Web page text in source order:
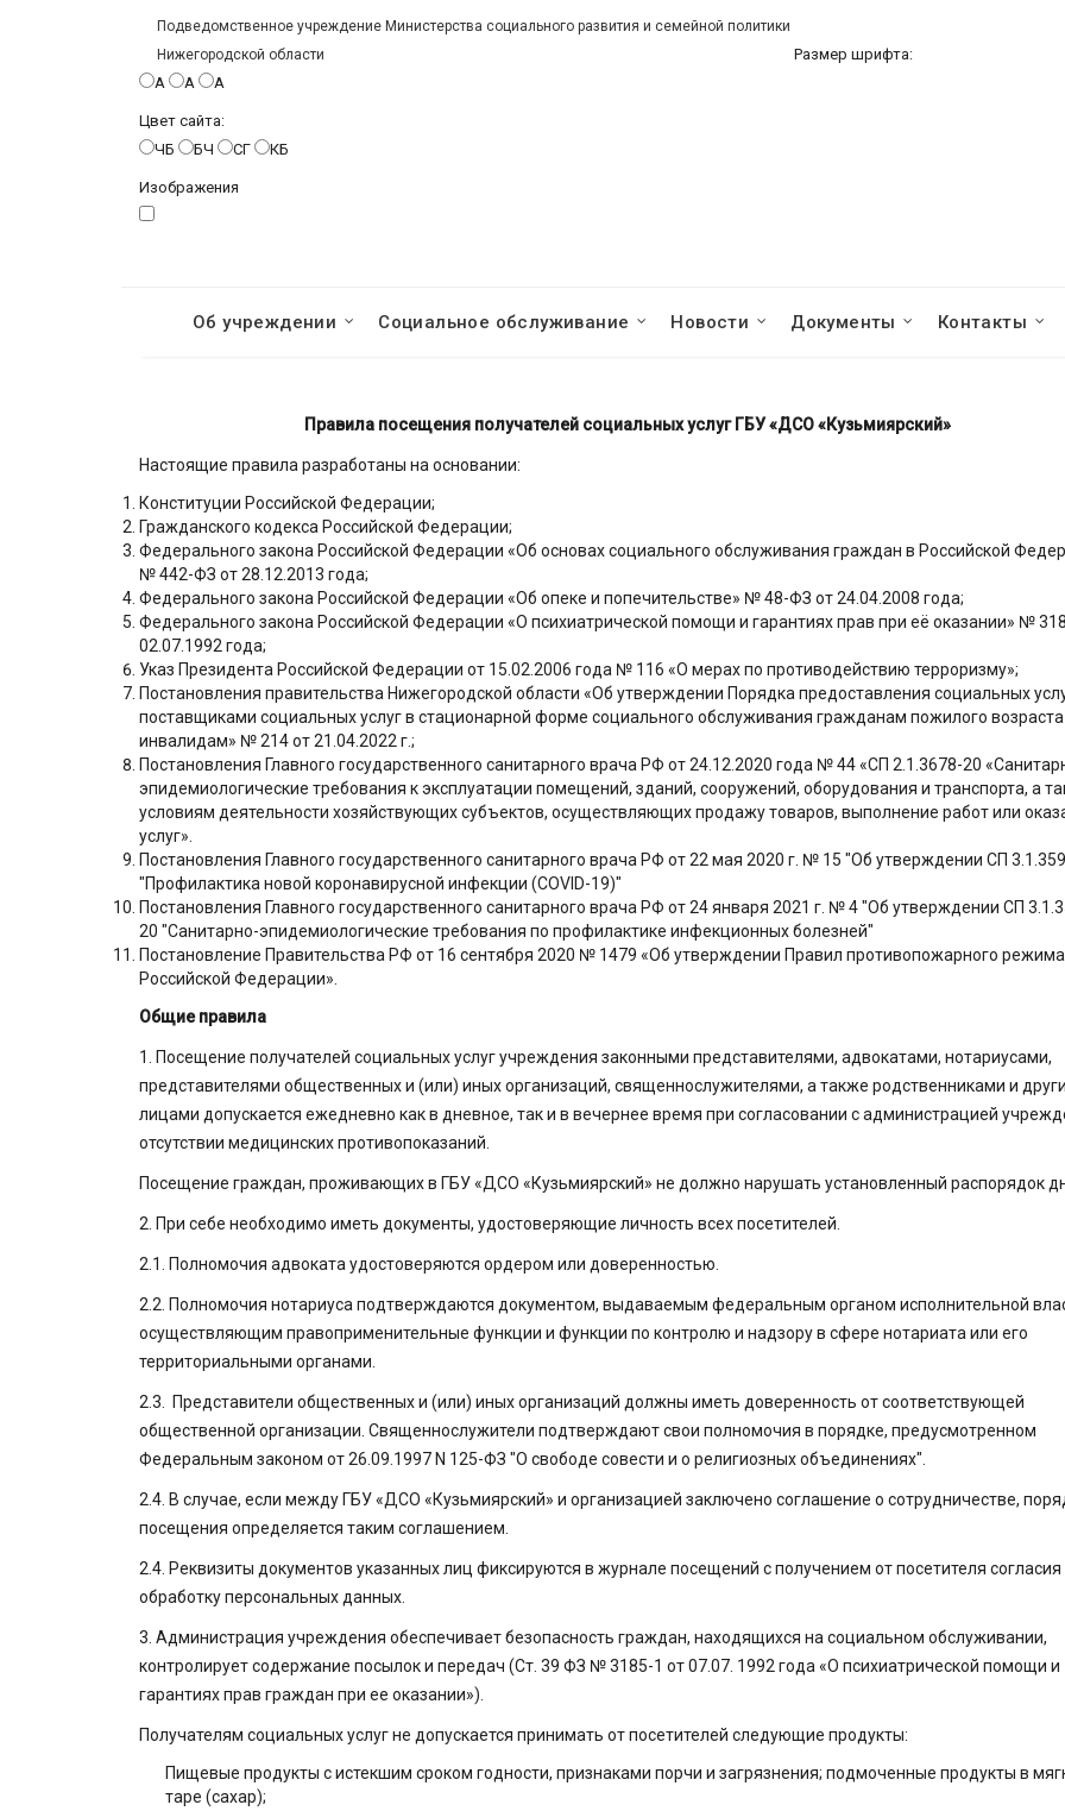
Подведомственное учреждение Министерства социального развития и семейной политики
Нижегородской области
Размер шрифта:
A
A A
Цвет сайта:
ЧБ
БЧ СГ КБ
Изображения
Об учреждении Социальное обслуживание Новости Документы Контакты
Правила посещения получателей социальных услуг ГБУ «ДСО «Кузьмиярский»
Настоящие правила разработаны на основании:
Конституции Российской Федерации;
Гражданского кодекса Российской Федерации;
Федерального закона Российской Федерации «Об основах социального обслуживания граждан в Российской
№ 442-ФЗ от 28.12.2013 года;
Федерального закона Российской Федерации «Об опеке и попечительстве» № 48-ФЗ от 24.04.2008 года;
Федерального закона Российской Федерации «О психиатрической помощи и гарантиях прав при её оказании» №
02.07.1992 года;
Указ Президента Российской Федерации от 15.02.2006 года № 116 «О мерах по противодействию терроризму»;
Постановления правительства Нижегородской области «Об утверждении Порядка предоставления социальных
поставщиками социальных услуг в стационарной форме социального обслуживания гражданам пожилого возраста
инвалидам» № 214 от 21.04.2022 г.;
Постановления Главного государственного санитарного врача РФ от 24.12.2020 года № 44 «СП 2.1.3678-20
эпидемиологические требования к эксплуатации помещений, зданий, сооружений, оборудования и транспорта, а
условиям деятельности хозяйствующих субъектов, осуществляющих продажу товаров, выполнение работ или
услуг».
Постановления Главного государственного санитарного врача РФ от 22 мая 2020 г. № 15 "Об утверждении СП
"Профилактика новой коронавирусной инфекции (COVID-19)"
Постановления Главного государственного санитарного врача РФ от 24 января 2021 г. № 4 "Об утверждении СП
20 "Санитарно-эпидемиологические требования по профилактике инфекционных болезней"
Постановление Правительства РФ от 16 сентября 2020 № 1479 «Об утверждении Правил противопожарного
Российской Федерации».
Общие правила
1. Посещение получателей социальных услуг учреждения законными представителями, адвокатами, нотариусами,
представителями общественных и (или) иных организаций, священнослужителями, а также родственниками и
лицами допускается ежедневно как в дневное, так и в вечернее время при согласовании с администрацией
отсутствии медицинских противопоказаний.
Посещение граждан, проживающих в ГБУ «ДСО «Кузьмиярский» не должно нарушать установленный распорядок
2. При себе необходимо иметь документы, удостоверяющие личность всех посетителей.
2.1. Полномочия адвоката удостоверяются ордером или доверенностью.
2.2. Полномочия нотариуса подтверждаются документом, выдаваемым федеральным органом исполнительной
осуществляющим правоприменительные функции и функции по контролю и надзору в сфере нотариата или его
территориальными органами.
2.3. Представители общественных и (или) иных организаций должны иметь доверенность от соответствующей
общественной организации. Священнослужители подтверждают свои полномочия в порядке, предусмотренном
Федеральным законом от 26.09.1997 N 125-ФЗ "О свободе совести и о религиозных объединениях".
2.4. В случае, если между ГБУ «ДСО «Кузьмиярский» и организацией заключено соглашение о сотрудничестве,
посещения определяется таким соглашением.
2.4. Реквизиты документов указанных лиц фиксируются в журнале посещений с получением от посетителя согласия
обработку персональных данных.
3. Администрация учреждения обеспечивает безопасность граждан, находящихся на социальном обслуживании,
контролирует содержание посылок и передач (Ст. 39 ФЗ № 3185-1 от 07.07. 1992 года «О психиатрической помощи и
гарантиях прав граждан при ее оказании»).
Получателям социальных услуг не допускается принимать от посетителей следующие продукты:
Пищевые продукты с истекшим сроком годности, признаками порчи и загрязнения; подмоченные продукты в
таре (сахар);